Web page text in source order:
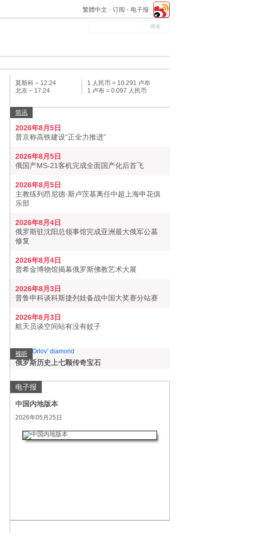
繁體中文 订阅 电子报
莫斯科 – 12:24
北京 – 17:24
1 人民币 = 10.291 卢布
1 卢布 = 0.097 人民币
简讯
2026年8月5日
普京称高铁建设“正全力推进”
2026年8月5日
俄国产MS-21客机完成全面国产化后首飞
2026年8月5日
主教练列昂尼德·斯卢茨基离任中超上海申花俱
乐部
2026年8月4日
俄罗斯驻沈阳总领事馆完成亚洲最大俄军公墓
修复
2026年8月4日
普希金博物馆揭幕俄罗斯佛教艺术大展
2026年8月3日
普鲁申科谈科斯捷列娃备战中国大奖赛分站赛
2026年8月3日
航天员谈空间站有没有蚊子
视听
俄罗斯历史上七颗传奇宝石
电子报
中国内地版本
2026年05月25日